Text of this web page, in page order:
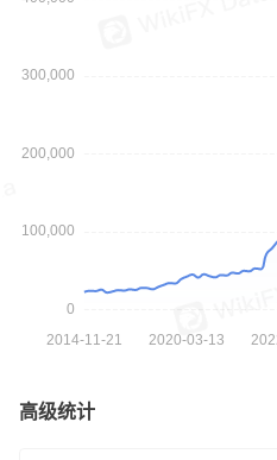
高级统计